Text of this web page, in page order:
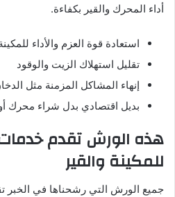
أداء المحرك والقير بكفاءة.
استعادة قوة العزم والأداء
تقليل استهلاك الزيت والوقود
إنهاء المشاكل المزمنة مثل
بديل اقتصادي بدل شراء محرك
هذه الورش تقدم
للمكينة والقير
جميع الورش التي رشحناها في الخبر